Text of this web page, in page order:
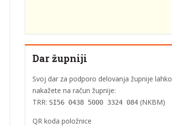
Dar župniji
Svoj dar za podporo delovanja župnije lahko
nakažete na račun župnije:
TRR: SI56 0438 5000 3324 084 (NKBM)
QR koda položnice